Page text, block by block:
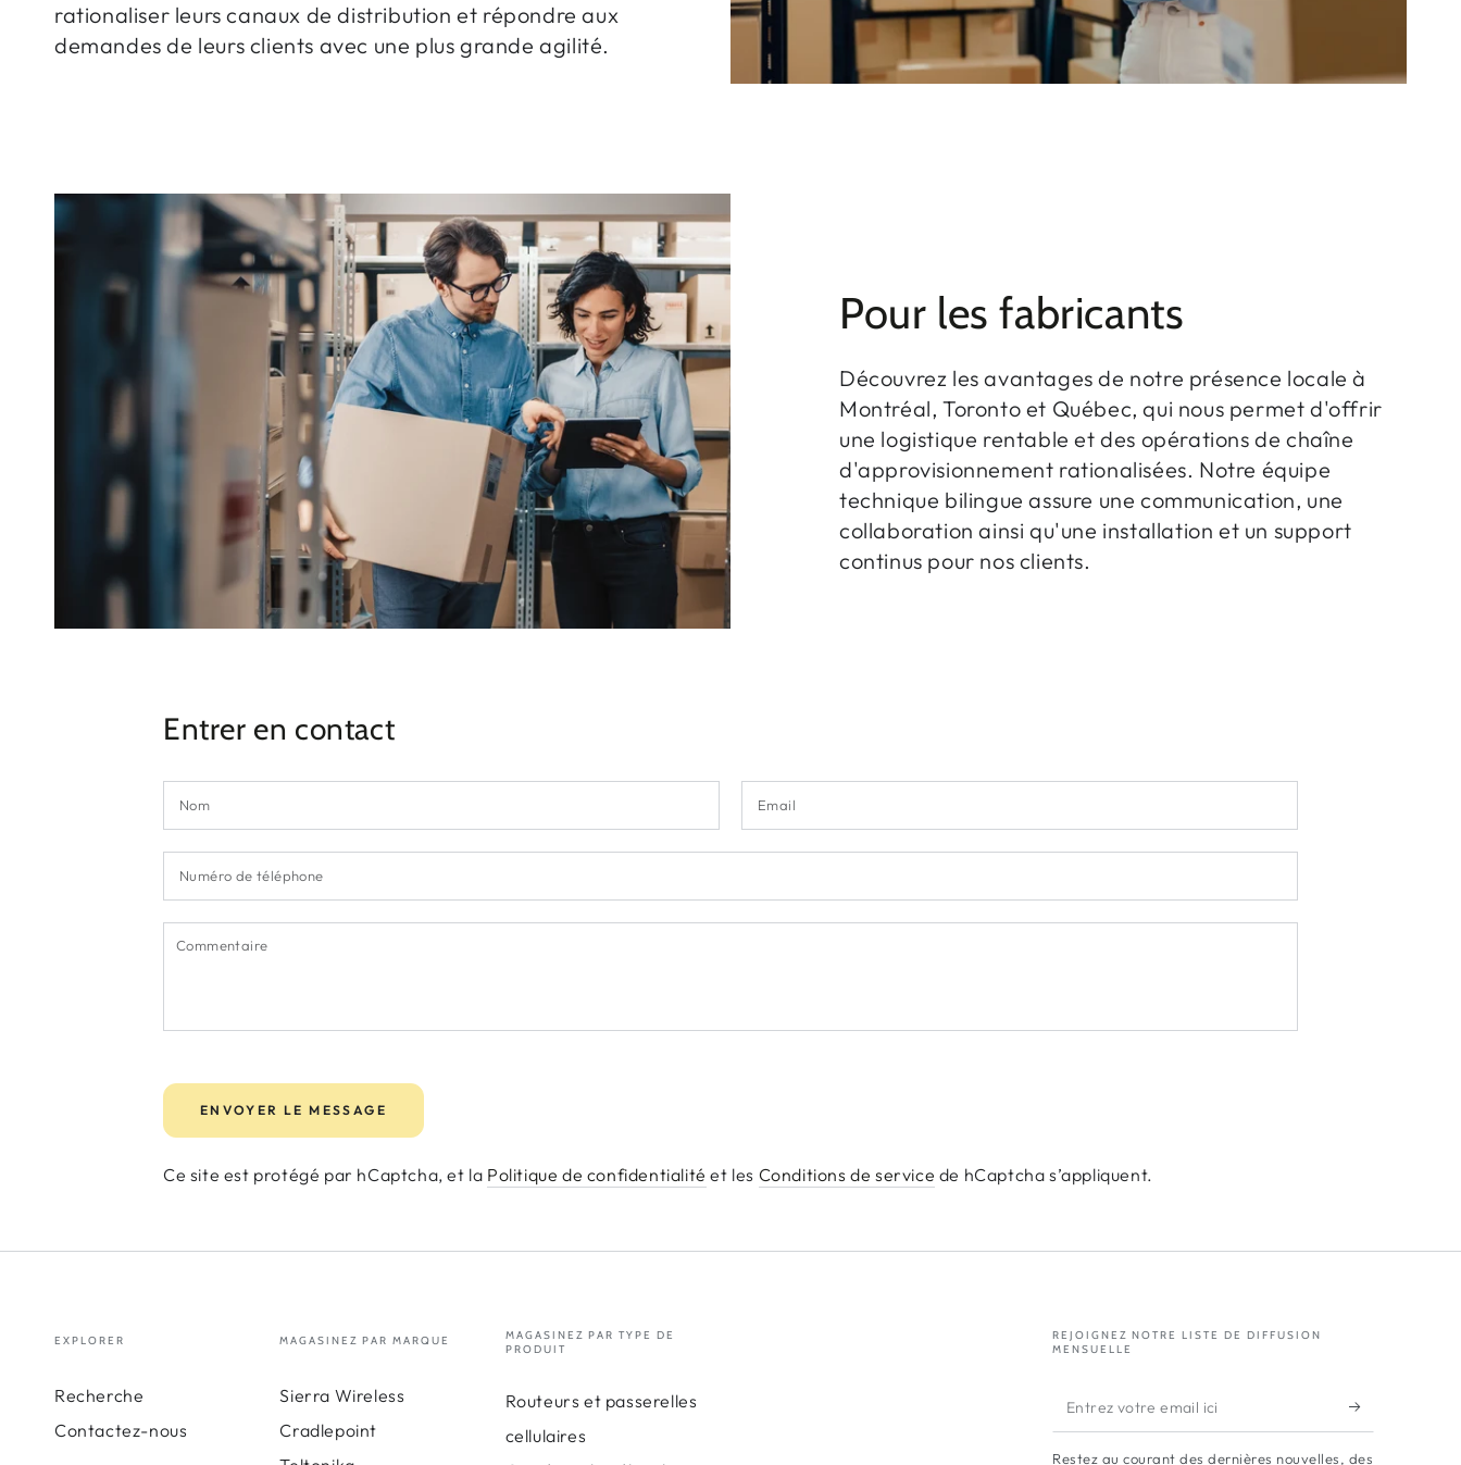
rationaliser leurs canaux de distribution et répondre aux
demandes de leurs clients avec une plus grande agilité.
Pour les fabricants
Découvrez les avantages de notre présence locale à
Montréal, Toronto et Québec, qui nous permet d'offrir
une logistique rentable et des opérations de chaîne
d'approvisionnement rationalisées. Notre équipe
technique bilingue assure une communication, une
collaboration ainsi qu'une installation et un support
continus pour nos clients.
Entrer en contact
*
de
téléphone
ENVOYER LE MESSAGE
Ce site est protégé par hCaptcha, et la Politique de confidentialité et les Conditions de service de hCaptcha s’appliquent.
EXPLORER
Recherche
Contactez-nous
MAGASINEZ PAR MARQUE
Sierra Wireless
Cradlepoint
MAGASINEZ PAR TYPE DE
PRODUIT
Routeurs et passerelles
cellulaires
REJOIGNEZ NOTRE LISTE DE DIFFUSION
MENSUELLE
Entrez
votre
Restez au courant des dernières nouvelles, des